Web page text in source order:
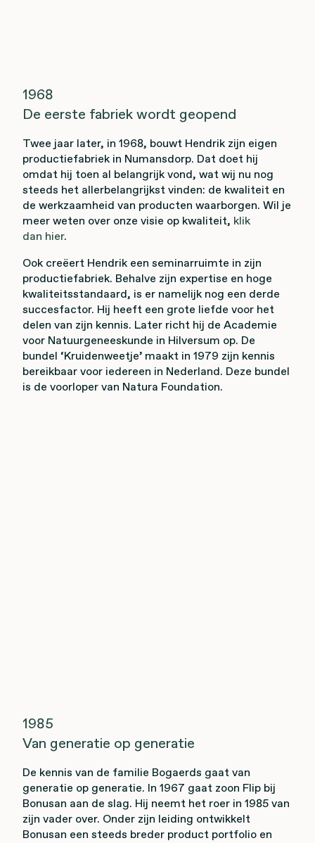
1968
De eerste fabriek wordt geopend
Twee jaar later, in 1968, bouwt Hendrik zijn eigen
productiefabriek in Numansdorp. Dat doet hij
omdat hij toen al belangrijk vond, wat wij nu nog
steeds het allerbelangrijkst vinden: de kwaliteit en
de werkzaamheid van producten waarborgen. Wil je
meer weten over onze visie op kwaliteit, klik
dan hier.
Ook creëert Hendrik een seminarruimte in zijn
productiefabriek. Behalve zijn expertise en hoge
kwaliteitsstandaard, is er namelijk nog een derde
succesfactor. Hij heeft een grote liefde voor het
delen van zijn kennis. Later richt hij de Academie
voor Natuurgeneeskunde in Hilversum op. De
bundel ‘Kruidenweetje’ maakt in 1979 zijn kennis
bereikbaar voor iedereen in Nederland. Deze bundel
is de voorloper van Natura Foundation.
1985
Van generatie op generatie
De kennis van de familie Bogaerds gaat van
generatie op generatie. In 1967 gaat zoon Flip bij
Bonusan aan de slag. Hij neemt het roer in 1985 van
zijn vader over. Onder zijn leiding ontwikkelt
Bonusan een steeds breder product portfolio en